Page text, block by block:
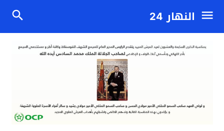
النهار 24